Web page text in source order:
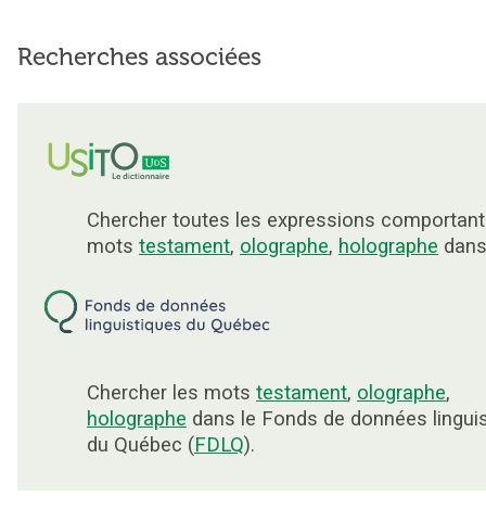
Recherches associées
Chercher toutes les expressions
mots testament, olographe, holographe
Chercher les mots testament, olographe,
holographe dans le Fonds de données
du Québec (FDLQ).